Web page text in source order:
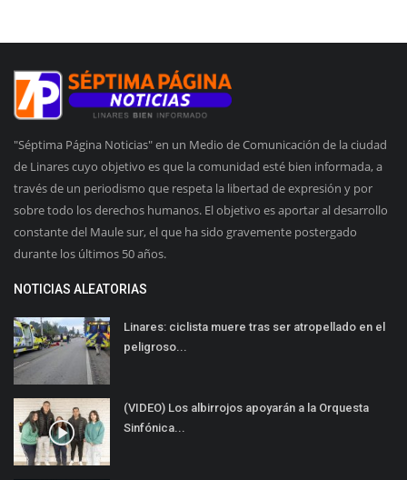
"Séptima Página Noticias" en un Medio de Comunicación de la ciudad
de Linares cuyo objetivo es que la comunidad esté bien informada, a
través de un periodismo que respeta la libertad de expresión y por
sobre todo los derechos humanos. El objetivo es aportar al desarrollo
constante del Maule sur, el que ha sido gravemente postergado
durante los últimos 50 años.
NOTICIAS ALEATORIAS
Linares: ciclista muere tras ser atropellado en el
peligroso...
(VIDEO) Los albirrojos apoyarán a la Orquesta
Sinfónica...